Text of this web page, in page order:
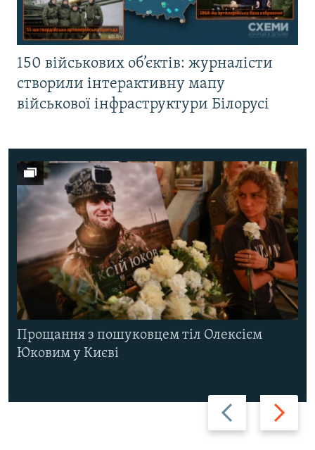
150 військових об’єктів: журналісти
створили інтерактивну мапу
військової інфраструктури Білорусі
Назад Вперед
Прощання з пошуковцем тіл Олексієм
Юковим у Києві